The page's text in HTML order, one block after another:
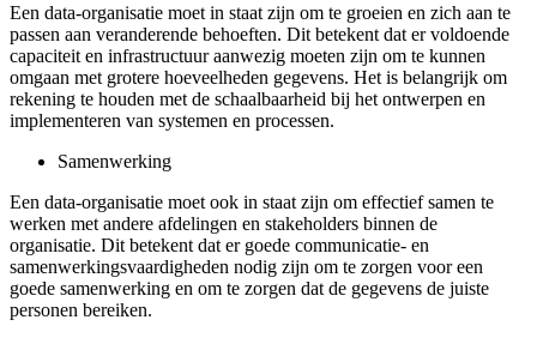
Een data-organisatie moet in staat zijn om te groeien en zich aan te
passen aan veranderende behoeften. Dit betekent dat er voldoende
capaciteit en infrastructuur aanwezig moeten zijn om te kunnen
omgaan met grotere hoeveelheden gegevens. Het is belangrijk om
rekening te houden met de schaalbaarheid bij het ontwerpen en
implementeren van systemen en processen.
Samenwerking
Een data-organisatie moet ook in staat zijn om effectief samen te
werken met andere afdelingen en stakeholders binnen de
organisatie. Dit betekent dat er goede communicatie- en
samenwerkingsvaardigheden nodig zijn om te zorgen voor een
goede samenwerking en om te zorgen dat de gegevens de juiste
personen bereiken.